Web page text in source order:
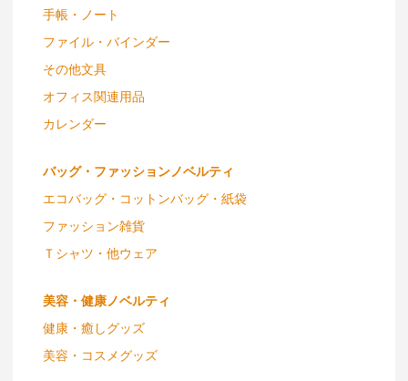
手帳・ノート
ファイル・バインダー
その他文具
オフィス関連用品
カレンダー
バッグ・ファッションノベルティ
エコバッグ・コットンバッグ・紙袋
ファッション雑貨
Ｔシャツ・他ウェア
美容・健康ノベルティ
健康・癒しグッズ
美容・コスメグッズ